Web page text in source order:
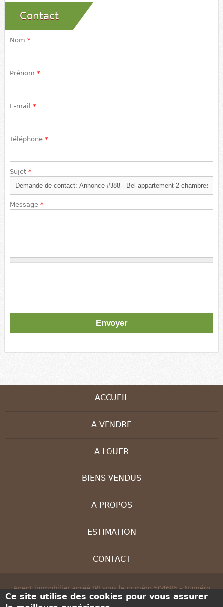
Contact
Nom *
Prénom *
E-mail *
Téléphone *
Sujet *
Message *
ACCUEIL
A VENDRE
A LOUER
BIENS VENDUS
A PROPOS
ESTIMATION
CONTACT
Agent immobilier agréé IPI sous le numéro 504685 - Numéro
d'entreprise : BE 0830 208 647 - Instance de contrôle: IPI, rue du
Ce site utilise des cookies pour vous assurer